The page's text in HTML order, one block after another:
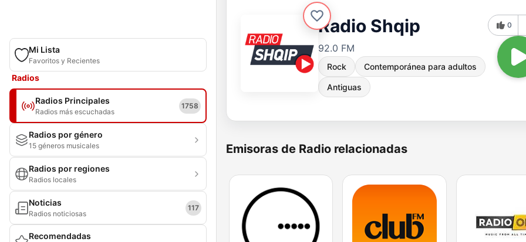
Mi Lista
Favoritos y Recientes
Radios
Radios Principales
Radios más escuchadas
1758
Radios por género
15 géneros musicales
Radios por regiones
Radios locales
Noticias
Radios noticiosas
117
Recomendadas
Radio Shqip
92.0 FM
Rock Contemporánea para adultos
Antiguas
0
Emisoras de Radio relacionadas